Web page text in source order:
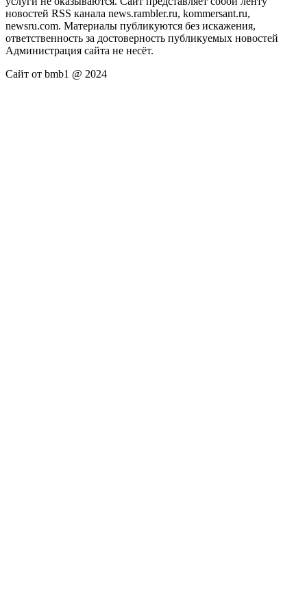
новостей RSS канала news.rambler.ru, kommersant.ru,
newsru.com. Материалы публикуются без искажения,
ответственность за достоверность публикуемых новостей
Администрация сайта не несёт.
Сайт от bmb1 @ 2024